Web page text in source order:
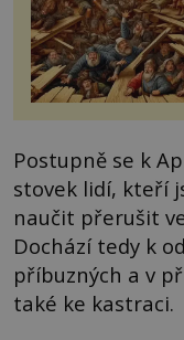
Postupně se k
stovek lidí, kteří
naučit přerušit
Dochází tedy k
příbuzných a v
také ke kastraci.